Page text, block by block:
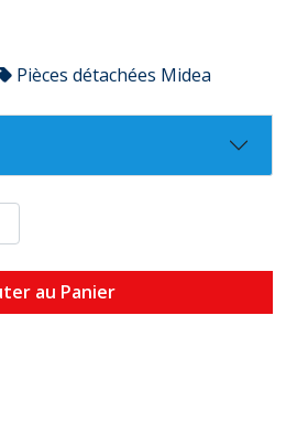
Pièces détachées Midea
au Panier